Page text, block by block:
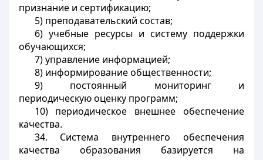
признание и сертификацию;
5) преподавательский состав;
6) учебные ресурсы и систему поддержки
обучающихся;
7) управление информацией;
8) информирование общественности;
9) постоянный мониторинг и
периодическую оценку программ;
10) периодическое внешнее обеспечение
качества.
34. Система внутреннего обеспечения
качества образования базируется на